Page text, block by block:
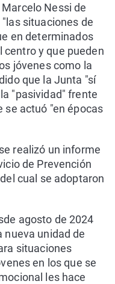
Nessi de
situaciones de
en determinados
centro y que pueden
jóvenes como la
que la Junta "sí
"pasividad" frente
se actuó "en épocas
realizó un informe
de Prevención
cual se adoptaron
agosto de 2024
nueva unidad de
situaciones
en los que se
les hace